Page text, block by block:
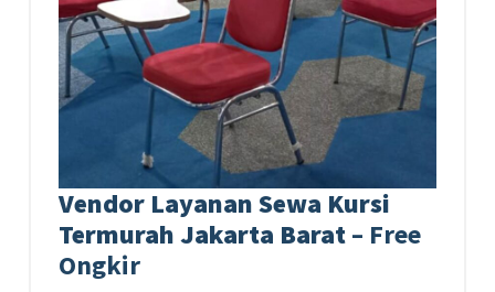
Vendor Layanan Sewa Kursi
Termurah Jakarta Barat– Free
Ongkir